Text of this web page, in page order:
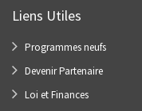
Liens Utiles
Programmes neufs
Devenir Partenaire
Loi et Finances